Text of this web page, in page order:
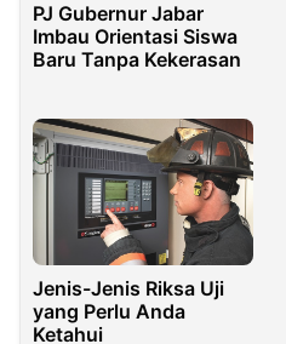
PJ Gubernur Jabar
Imbau Orientasi Siswa
Baru Tanpa Kekerasan
Jenis-Jenis Riksa Uji
yang Perlu Anda
Ketahui